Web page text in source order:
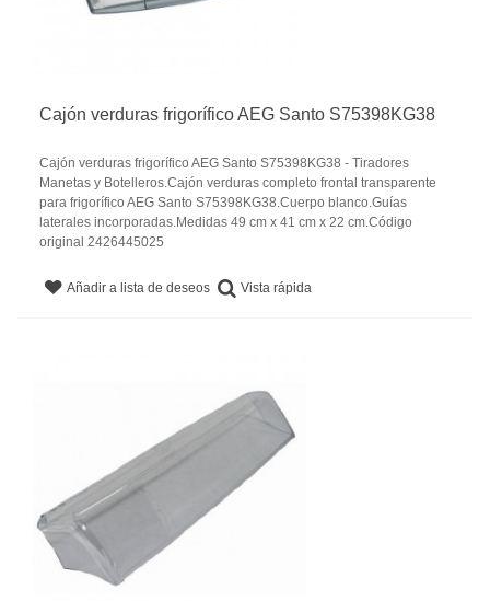
Cajón verduras frigorífico AEG Santo S75398KG38
Cajón verduras frigorífico AEG Santo S75398KG38 - Tiradores
Manetas y Botelleros.Cajón verduras completo frontal transparente
para frigorífico AEG Santo S75398KG38.Cuerpo blanco.Guías
laterales incorporadas.Medidas 49 cm x 41 cm x 22 cm.Código
original 2426445025
Añadir a lista de deseos Vista rápida